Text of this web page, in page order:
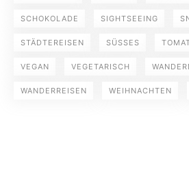
SCHOKOLADE SIGHTSEEING
STÄDTEREISEN SÜSSES
VEGAN VEGETARISCH
WANDERREISEN WEIHNACHTEN